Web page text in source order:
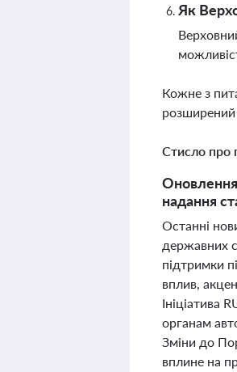
Як
Кожне з
розширений
Стисло про
Оновлення
надання
Останні
державних
підтримки
вплив,
Ініціатива
органам
Зміни до
вплине на